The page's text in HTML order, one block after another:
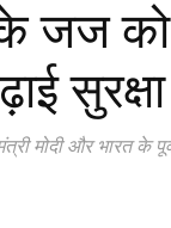
के जज
सुरक्षा
मोदी और भारत के